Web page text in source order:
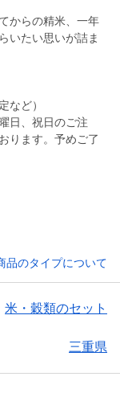
からの精米、一年
いたい思いが詰ま
など）
日、祝日のご注
ります。予めご了
品のタイプについて
米・穀類のセット
三重県